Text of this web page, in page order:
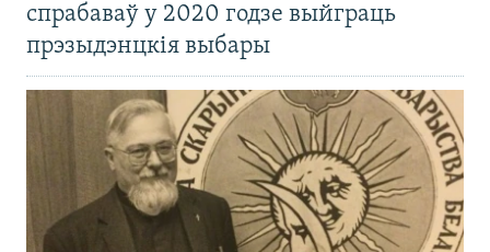
спрабаваў у 2020 годзе выйграць
прэзыдэнцкія выбары